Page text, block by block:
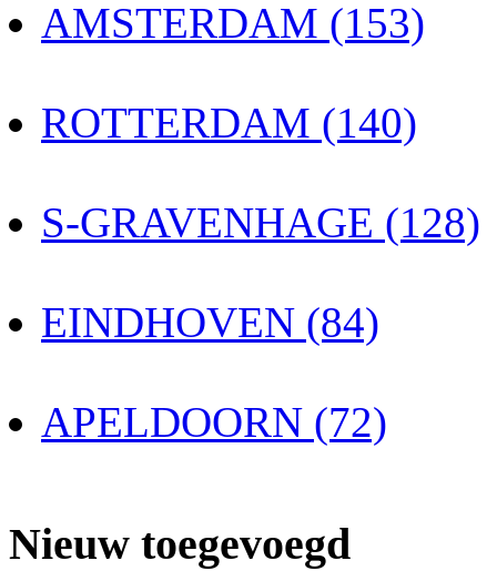
AMSTERDAM (153)
ROTTERDAM (140)
S-GRAVENHAGE (128)
EINDHOVEN (84)
APELDOORN (72)
Nieuw toegevoegd